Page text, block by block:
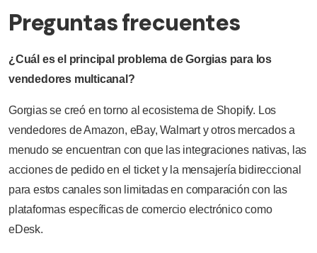
Preguntas frecuentes
¿Cuál es el principal problema de Gorgias para los
vendedores multicanal?
Gorgias se creó en torno al ecosistema de Shopify. Los
vendedores de Amazon, eBay, Walmart y otros mercados a
menudo se encuentran con que las integraciones nativas, las
acciones de pedido en el ticket y la mensajería bidireccional
para estos canales son limitadas en comparación con las
plataformas específicas de comercio electrónico como
eDesk.